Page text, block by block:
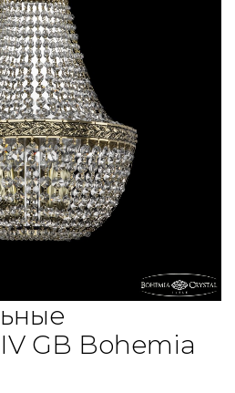
GB Bohemia